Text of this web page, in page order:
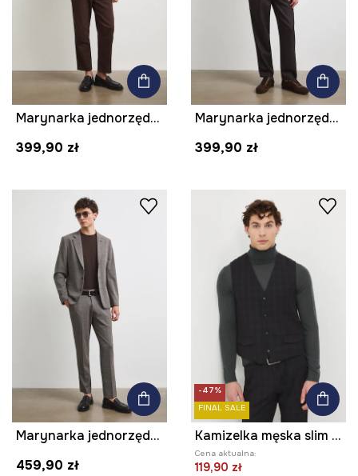
Marynarka jednorzędowa męska melanżowa
399,90 zł
Marynarka jednorzędowa męska melanżowa
399,90 zł
Marynarka jednorzędowa męska z dodatkiem wełny
459,90 zł
-47%
FINAL SALE
Kamizelka męska slim w kratę
Cena aktualna:
119,90 zł